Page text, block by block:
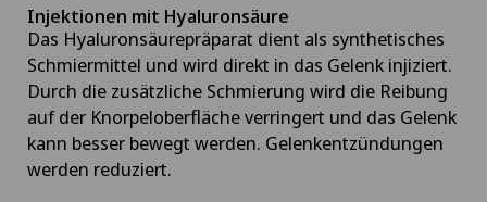
Globale Neukonditionierung
Grauer Star (Katarakt)
Grüner Star (Glaukom)
Injektionen mit Hyaluronsäure
Das Hyaluronsäurepräparat dient als synthetisches
Schmiermittel und wird direkt in das Gelenk injiziert.
Durch die zusätzliche Schmierung wird die Reibung
auf der Knorpeloberfläche verringert und das Gelenk
kann besser bewegt werden. Gelenkentzündungen
werden reduziert.